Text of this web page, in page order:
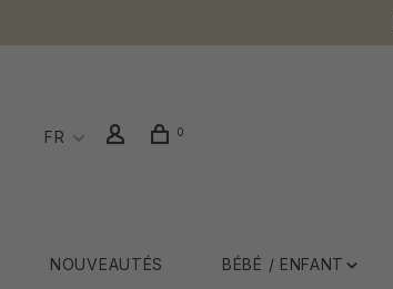
FR 0
NOUVEAUTÉS BÉBÉ / ENFANT